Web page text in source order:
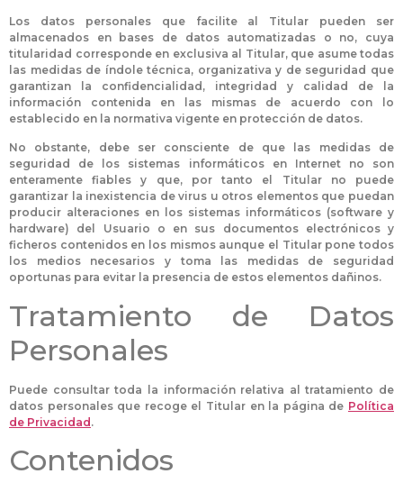
Los datos personales que facilite al Titular pueden ser
almacenados en bases de datos automatizadas o no, cuya
titularidad corresponde en exclusiva al Titular, que asume todas
las medidas de índole técnica, organizativa y de seguridad que
garantizan la confidencialidad, integridad y calidad de la
información contenida en las mismas de acuerdo con lo
establecido en la normativa vigente en protección de datos.
No obstante, debe ser consciente de que las medidas de
seguridad de los sistemas informáticos en Internet no son
enteramente fiables y que, por tanto el Titular no puede
garantizar la inexistencia de virus u otros elementos que puedan
producir alteraciones en los sistemas informáticos (software y
hardware) del Usuario o en sus documentos electrónicos y
ficheros contenidos en los mismos aunque el Titular pone todos
los medios necesarios y toma las medidas de seguridad
oportunas para evitar la presencia de estos elementos dañinos.
Tratamiento de Datos
Personales
Puede consultar toda la información relativa al tratamiento de
datos personales que recoge el Titular en la página de Política
de Privacidad.
Contenidos